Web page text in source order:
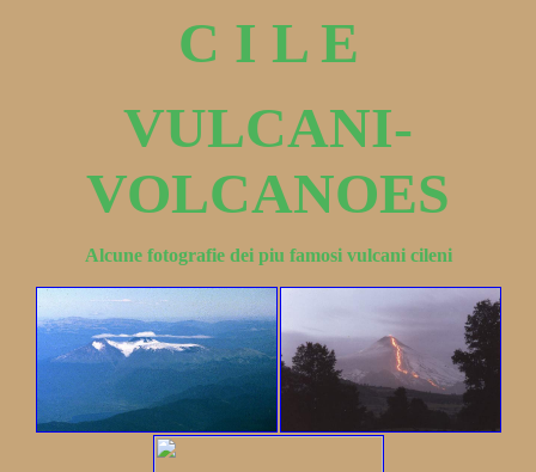
C I L E
VULCANI-
VOLCANOES
Alcune fotografie dei piu famosi vulcani cileni